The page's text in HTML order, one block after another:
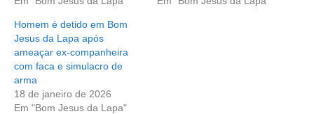
Homem é detido em Bom
Jesus da Lapa após
ameaçar ex-companheira
com faca e simulacro de
arma
18 de janeiro de 2026
Em "Bom Jesus da Lapa"